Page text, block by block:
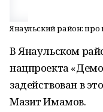
Янаульский район: про
В Янаульском
нацпроекта
задействован в
Мазит Имамов.